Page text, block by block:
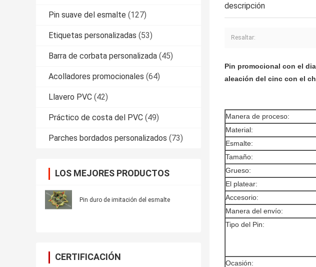
Pin suave del esmalte (127)
Etiquetas personalizadas (53)
Barra de corbata personalizada (45)
Acolladores promocionales (64)
Llavero PVC (42)
Práctico de costa del PVC (49)
Parches bordados personalizados (73)
LOS MEJORES PRODUCTOS
Pin duro de imitación del esmalte
CERTIFICACIÓN
descripción
Resaltar:
Pin promocional con el
aleación del cinc con el
Manera de proceso:
Material:
Esmalte:
Tamaño:
Grueso:
El platear:
Accesorio:
Manera del envío:
Tipo del Pin:
Ocasión: